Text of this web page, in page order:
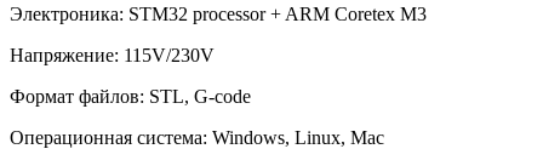
Электроника: STM32 processor + ARM Coretex M3
Напряжение: 115V/230V
Формат файлов: STL, G-code
Операционная система: Windows, Linux, Mac